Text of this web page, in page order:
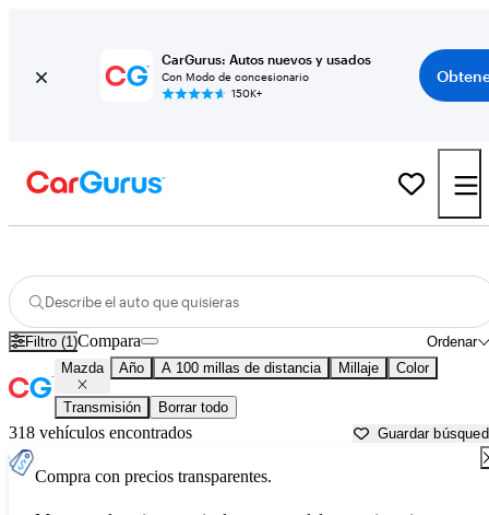
CarGurus: Autos nuevos y usados
Con Modo de concesionario
150K+
Describe el auto que quisieras
Filtro (1) Ordenar
Compara
Mazda Año A 100 millas de distancia Millaje Color
Transmisión Borrar todo
318 vehículos encontrados Guardar
Compra con precios transparentes.